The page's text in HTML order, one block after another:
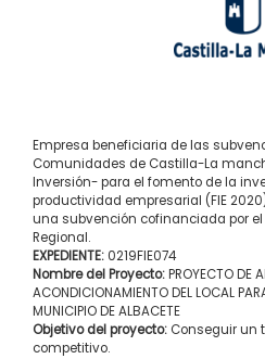
Empresa beneficiaria de las
Comunidades de Castilla-La
Inversión- para el fomento de la
productividad empresarial (FIE
una subvención cofinanciada por el
Regional.
EXPEDIENTE: 0219FIE074
Nombre del Proyecto:PROYECTO DE
ACONDICIONAMIENTO DEL LOCAL
MUNICIPIO DE ALBACETE
Objetivo del proyecto:Conseguir un
competitivo.